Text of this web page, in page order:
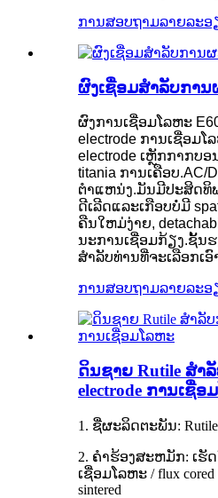
ການສອບຖາມລາຍລະອ
ຜົງເຊື່ອມສໍາລັບການ
ຜົງການເຊື່ອມໂລຫະ
electrode ການເຊື່ອມໂ
electrode ເຫຼັກກາກບ
titania ການເຄືອບ.AC/
ຕໍາແຫນ່ງ.ມັນມີປະສິດທິ
ດີເລີດແລະເກືອບບໍ່ມີ
ຄືນ​ໃຫມ່​ງ່າຍ​,
ນະ​ການ​ເຊື່ອມ​ກ້ຽງ​.ຊັ້ນ
ສໍາລັບທ່ານທີ່ຈະເລືອກເອົ
ການສອບຖາມລາຍລະອ
ດິນຊາຍ Rutile ສໍາ
electrode ການເຊື່ອ
1. ຊື່ຜະລິດຕະພັນ: Rutile
2. ຄໍາຮ້ອງສະຫມັກ: ເຮັດ
ເຊື່ອມໂລຫະ / flux
sintered